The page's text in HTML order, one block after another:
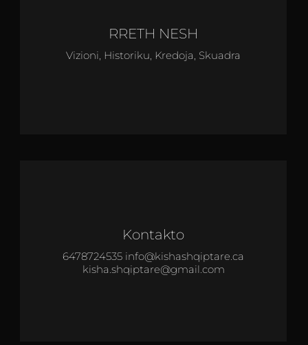
RRETH NESH
Vizioni, Historiku, Kredoja, Skuadra
Kontakto
6478724535 info@kishashqiptare.ca
kisha.shqiptare@gmail.com